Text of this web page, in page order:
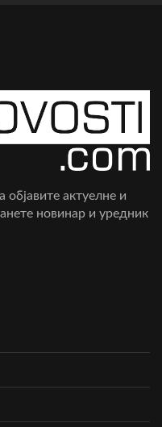
објавите актуелне и
новинар и уредник